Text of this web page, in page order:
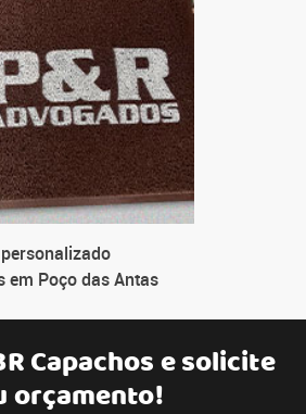
em Poço das Antas
Capachose solicite
orçamento!